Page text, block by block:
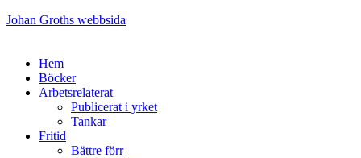
Johan Groths webbsida
Hem
Böcker
Arbetsrelaterat
Publicerat i yrket
Tankar
Fritid
Bättre förr